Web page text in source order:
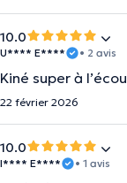
10.0
U**** E**** • 2 avis
Kiné super à
22 février 2026
10.0
I**** E**** • 1 avis